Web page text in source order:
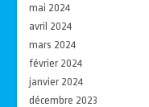
mai 2024
avril 2024
mars 2024
février 2024
janvier 2024
décembre 2023